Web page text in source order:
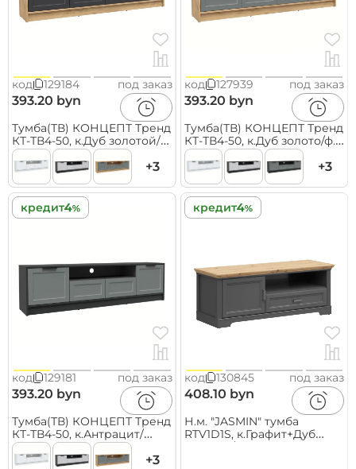
код 129184 под заказ
393.20 byn
Тумба(ТВ) КОНЦЕПТ Тренд
КТ-ТВ4-50, к.Дуб золотой/
ф.Пепел
(В495хШ1800хГ355мм)
+3
код 127939 под заказ
393.20 byn
Тумба(ТВ) КОНЦЕПТ Тренд
КТ-ТВ4-50, к.Дуб золото/ф.
серый (1800х495х355)
+3
кредит
код 129181 под заказ
393.20 byn
Тумба(ТВ) КОНЦЕПТ Тренд
КТ-ТВ4-50, к.Антрацит/
ф.Серый
(В495хШ1800хГ355мм)
+3
кредит
код 130845 под заказ
408.10 byn
Н.м. "JASMIN" тумба
RTV1D1S, к.Графит+Дуб
артизан/ф.Графит